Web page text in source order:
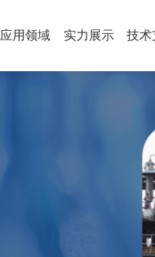
应用领域 实力展示 技术